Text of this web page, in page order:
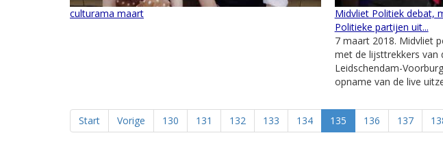
culturama maart
Midvliet Politiek debat,
Politieke partijen uit...
7 maart 2018. Midvliet
met de lijsttrekkers van
Leidschendam-
opname van de live
Start Vorige 130 131 132 133 134 135 136 137